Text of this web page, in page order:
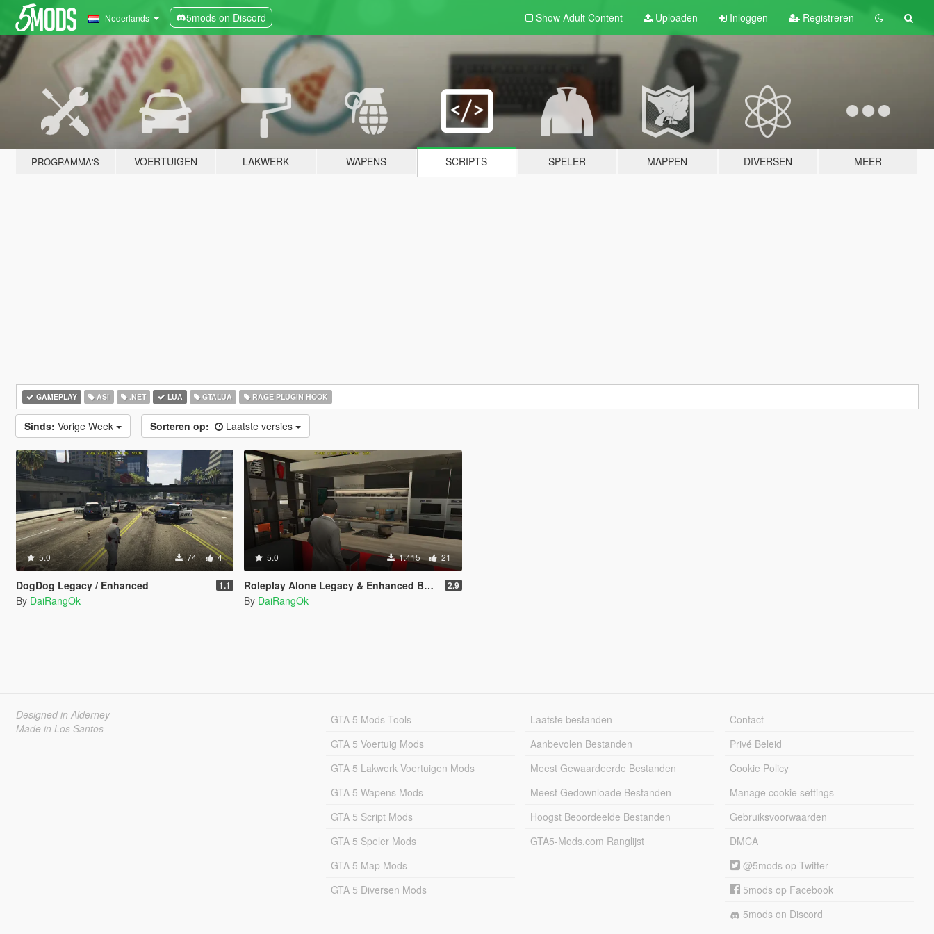
Nederlands 5mods on Discord Show Adult Content Uploaden Inloggen Registreren
PROGRAMMA'S VOERTUIGEN LAKWERK WAPENS SCRIPTS SPELER MAPPEN DIVERSEN MEER
GAMEPLAY ASI .NET LUA GTALUA RAGE PLUGIN HOOK
Sinds: Vorige Week Sorteren op: Laatste versies
5.0 74 4
DogDog Legacy / Enhanced 1.1
By DaiRangOk
5.0 1.415 21
Roleplay Alone Legacy & Enhanced BETA TEST 2.9
By DaiRangOk
Designed in Alderney
Made in Los Santos
GTA 5 Mods Tools
GTA 5 Voertuig Mods
GTA 5 Lakwerk Voertuigen Mods
GTA 5 Wapens Mods
GTA 5 Script Mods
GTA 5 Speler Mods
GTA 5 Map Mods
GTA 5 Diversen Mods
Laatste bestanden
Aanbevolen Bestanden
Meest Gewaardeerde Bestanden
Meest Gedownloade Bestanden
Hoogst Beoordeelde Bestanden
GTA5-Mods.com Ranglijst
Contact
Privé Beleid
Cookie Policy
Manage cookie settings
Gebruiksvoorwaarden
DMCA
@5mods op Twitter
5mods op Facebook
5mods on Discord